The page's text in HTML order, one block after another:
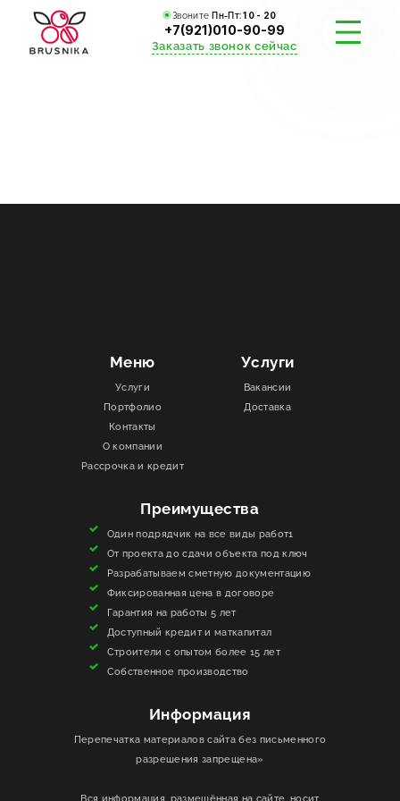
Звоните Пн-Пт:10 - 20
+7(921)010-90-99
Заказать звонок сейчас
СТОИМОСТЬ
О КОМПАНИИ
ИНФОРМАЦИЯ
Меню
Услуги
Портфолио
Контакты
О компании
Рассрочка и кредит
Услуги
Вакансии
Доставка
Преимущества
Один подрядчик на все виды работ1
От проекта до сдачи объекта под ключ
Разрабатываем сметную документацию
Фиксированная цена в договоре
Гарантия на работы 5 лет
Доступный кредит и маткапитал
Строители с опытом более 15 лет
Собственное производство
Информация
Перепечатка материалов сайта без письменного
разрешения запрещена»
Вся информация, размещённая на сайте, носит